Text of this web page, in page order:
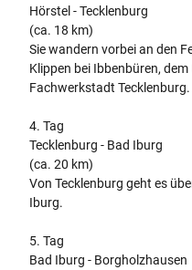
Hörstel - Tecklenburg
(ca. 18 km)
Sie wandern vorbei an den
Klippen bei Ibbenbüren,
Fachwerkstadt Tecklenburg.
4. Tag
Tecklenburg - Bad Iburg
(ca. 20 km)
Von Tecklenburg geht es
Iburg.
5. Tag
Bad Iburg - Borgholzhausen